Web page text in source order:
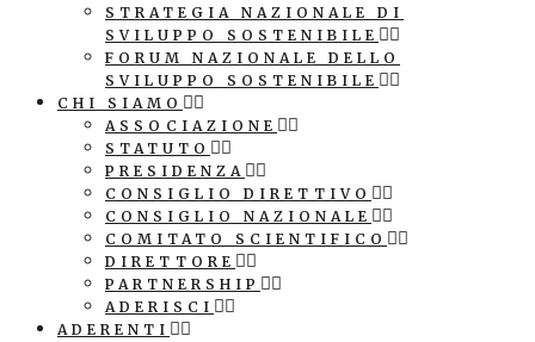
STRATEGIA NAZIONALE DI
SVILUPPO SOSTENIBILE
FORUM NAZIONALE DELLO
SVILUPPO SOSTENIBILE
CHI SIAMO
ASSOCIAZIONE
STATUTO
PRESIDENZA
CONSIGLIO DIRETTIVO
CONSIGLIO NAZIONALE
COMITATO SCIENTIFICO
DIRETTORE
PARTNERSHIP
ADERISCI
ADERENTI